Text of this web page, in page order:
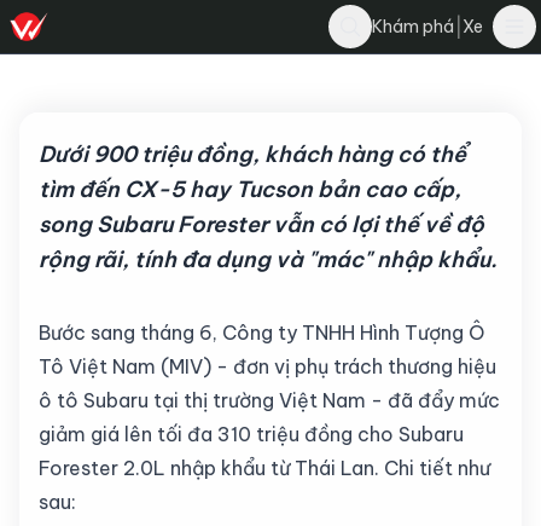
Khám phá Xe
3 tháng 6, 2026·4 phút đọc· 441
Bình luận
Dưới 900 triệu đồng, khách hàng có thể
tìm đến CX-5 hay Tucson bản cao cấp,
song Subaru Forester vẫn có lợi thế về độ
rộng rãi, tính đa dụng và "mác" nhập khẩu.
Bước sang tháng 6, Công ty TNHH Hình Tượng Ô
Tô Việt Nam (MIV) - đơn vị phụ trách thương hiệu
ô tô Subaru tại thị trường Việt Nam - đã đẩy mức
giảm giá lên tối đa 310 triệu đồng cho Subaru
Forester 2.0L nhập khẩu từ Thái Lan. Chi tiết như
sau: